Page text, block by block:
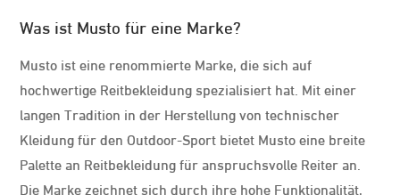
Was ist Musto für eine Marke?
Musto ist eine renommierte Marke, die sich auf
hochwertige Reitbekleidung spezialisiert hat. Mit einer
langen Tradition in der Herstellung von technischer
Kleidung für den Outdoor-Sport bietet Musto eine breite
Palette an Reitbekleidung für anspruchsvolle Reiter an.
Die Marke zeichnet sich durch ihre hohe Funktionalität,